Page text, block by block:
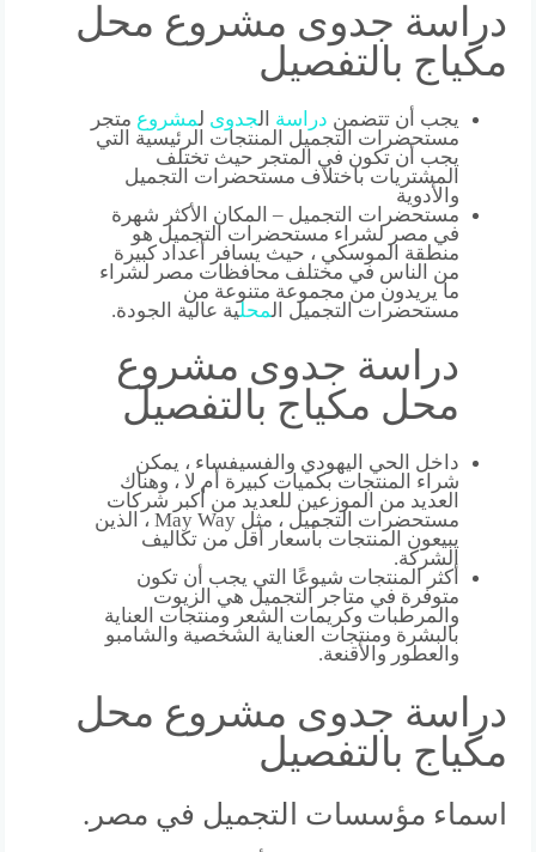
دراسة جدوى مشروع محل
مكياج بالتفصيل
يجب أن تتضمن دراسة جدوى مشروع متجر
مستحضرات التجميل المنتجات الرئيسية التي
يجب أن تكون في المتجر حيث تختلف
المشتريات باختلاف مستحضرات التجميل
والأدوية
مستحضرات التجميل – المكان الأكثر شهرة
في مصر لشراء مستحضرات التجميل هو
منطقة الموسكي ، حيث يسافر أعداد كبيرة
من الناس في مختلف محافظات مصر لشراء
ما يريدون من مجموعة متنوعة من
مستحضرات التجميل ال محل ية عالية الجودة.
دراسة جدوى مشروع
محل مكياج بالتفصيل
داخل الحي اليهودي والفسيفساء ، يمكن
شراء المنتجات بكميات كبيرة أم لا ، وهناك
العديد من الموزعين للعديد من أكبر شركات
مستحضرات التجميل ، مثل May Way ، الذين
يبيعون المنتجات بأسعار أقل من تكاليف
الشركة.
أكثر المنتجات شيوعًا التي يجب أن تكون
متوفرة في متاجر التجميل هي الزيوت
والمرطبات وكريمات الشعر ومنتجات العناية
بالبشرة ومنتجات العناية الشخصية والشامبو
والعطور والأقنعة.
دراسة جدوى مشروع محل
مكياج بالتفصيل
اسماء مؤسسات التجميل في مصر.